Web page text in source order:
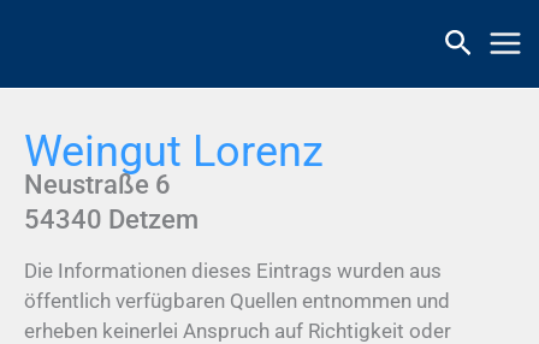
Weingut Lorenz
Neustraße 6
54340 Detzem
Die Informationen dieses Eintrags wurden aus
öffentlich verfügbaren Quellen entnommen und
erheben keinerlei Anspruch auf Richtigkeit oder